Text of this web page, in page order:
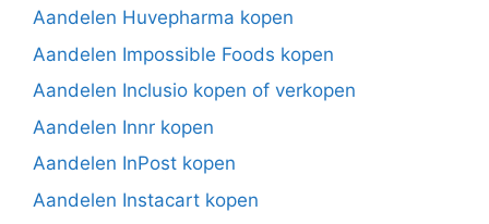
Aandelen Huvepharma kopen
Aandelen Impossible Foods kopen
Aandelen Inclusio kopen of verkopen
Aandelen Innr kopen
Aandelen InPost kopen
Aandelen Instacart kopen